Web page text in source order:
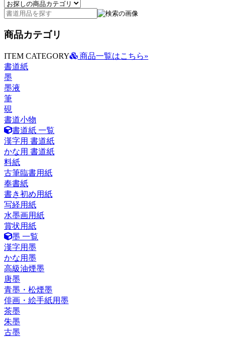
商品カテゴリ
ITEM CATEGORY
商品一覧はこちら»
書道紙
墨
墨液
筆
硯
書道小物
書道紙 一覧
漢字用 書道紙
かな用 書道紙
料紙
古筆臨書用紙
奉書紙
書き初め用紙
写経用紙
水墨画用紙
賞状用紙
墨 一覧
漢字用墨
かな用墨
高級油煙墨
唐墨
青墨・松煙墨
俳画・絵手紙用墨
茶墨
朱墨
古墨